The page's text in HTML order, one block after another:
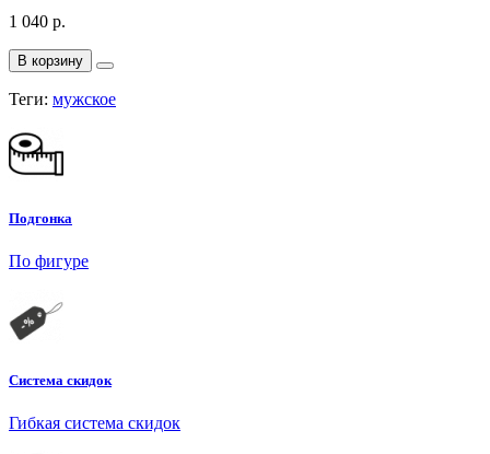
1 040 р.
В корзину
Теги: мужское
Подгонка
По фигуре
Система скидок
Гибкая система скидок